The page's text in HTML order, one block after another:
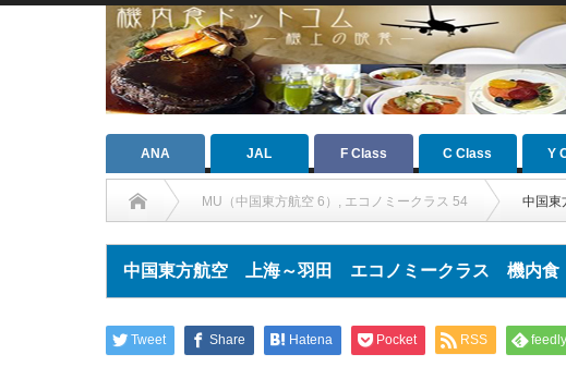
ANA JAL F Class C Class Y
MU（中国東方航空 6） , エコノミークラス 54 中国
中国東方航空 上海～羽田 エコノミークラス 機内食
Tweet Share Hatena Pocket RSS feedly